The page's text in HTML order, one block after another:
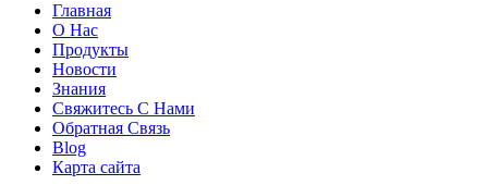
Главная
О Нас
Продукты
Новости
Знания
Свяжитесь С Нами
Обратная Cвязь
Blog
Карта сайта